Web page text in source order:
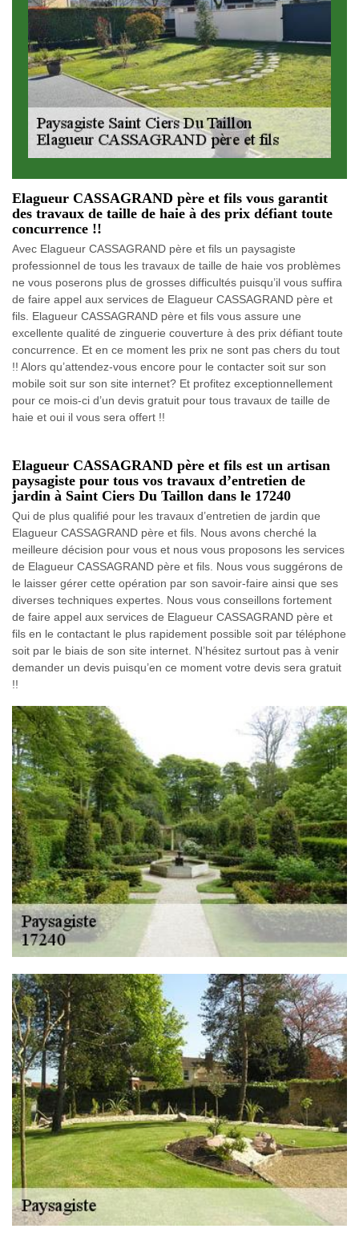
Elagueur CASSAGRAND père et fils vous garantit
des travaux de taille de haie à des prix défiant toute
concurrence !!
Avec Elagueur CASSAGRAND père et fils un paysagiste
professionnel de tous les travaux de taille de haie vos problèmes
ne vous poserons plus de grosses difficultés puisqu’il vous suffira
de faire appel aux services de Elagueur CASSAGRAND père et
fils. Elagueur CASSAGRAND père et fils vous assure une
excellente qualité de zinguerie couverture à des prix défiant toute
concurrence. Et en ce moment les prix ne sont pas chers du tout
!! Alors qu’attendez-vous encore pour le contacter soit sur son
mobile soit sur son site internet? Et profitez exceptionnellement
pour ce mois-ci d’un devis gratuit pour tous travaux de taille de
haie et oui il vous sera offert !!
Elagueur CASSAGRAND père et fils est un artisan
paysagiste pour tous vos travaux d’entretien de
jardin à Saint Ciers Du Taillon dans le 17240
Qui de plus qualifié pour les travaux d’entretien de jardin que
Elagueur CASSAGRAND père et fils. Nous avons cherché la
meilleure décision pour vous et nous vous proposons les services
de Elagueur CASSAGRAND père et fils. Nous vous suggérons de
le laisser gérer cette opération par son savoir-faire ainsi que ses
diverses techniques expertes. Nous vous conseillons fortement
de faire appel aux services de Elagueur CASSAGRAND père et
fils en le contactant le plus rapidement possible soit par téléphone
soit par le biais de son site internet. N’hésitez surtout pas à venir
demander un devis puisqu’en ce moment votre devis sera gratuit
!!